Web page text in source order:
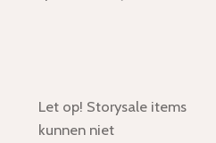
Let op! Storysale items
kunnen niet